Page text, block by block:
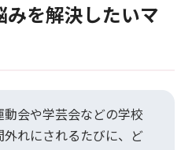
みを解決したいマ
動会や学芸会などの学校
外れにされるたびに、ど